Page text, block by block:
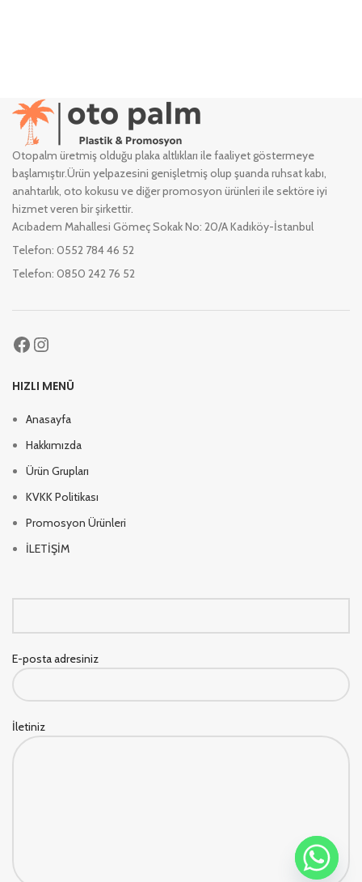
Otopalm üretmiş olduğu plaka altlıkları ile faaliyet göstermeye
başlamıştır.Ürün yelpazesini genişletmiş olup şuanda ruhsat kabı,
anahtarlık, oto kokusu ve diğer promosyon ürünleri ile sektöre iyi
hizmet veren bir şirkettir.
Acıbadem Mahallesi Gömeç Sokak No: 20/A Kadıköy-İstanbul
Telefon: 0552 784 46 52
Telefon: 0850 242 76 52
HIZLI MENÜ
Anasayfa
Hakkımızda
Ürün Grupları
KVKK Politikası
Promosyon Ürünleri
İLETİŞİM
E-posta adresiniz
İletiniz